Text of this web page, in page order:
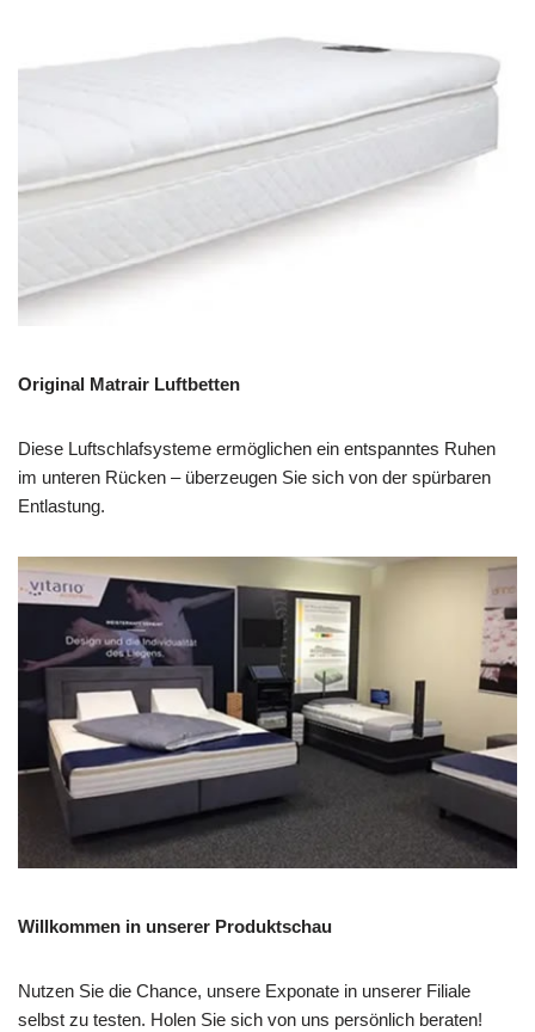
Original Matrair Luftbetten
Diese Luftschlafsysteme ermöglichen ein entspanntes Ruhen
im unteren Rücken – überzeugen Sie sich von der spürbaren
Entlastung.
Willkommen in unserer Produktschau
Nutzen Sie die Chance, unsere Exponate in unserer Filiale
selbst zu testen. Holen Sie sich von uns persönlich beraten!